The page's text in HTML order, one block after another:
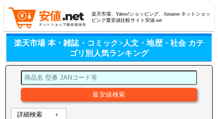
楽天市場、Yahoo!ショッピング、Amazon ネットショッ
ピング最安値比較サイト安値.net
楽天市場 本・雑誌・コミック>人文・地歴・社会 カテ
ゴリ別人気ランキング
詳細検索